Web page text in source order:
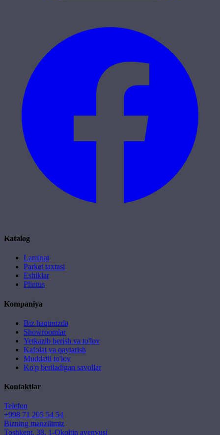
Katalog
Laminat
Parket taxtasi
Eshiklar
Plintus
Kompaniya
Biz haqimizda
Showroomlar
Yetkazib berish va to'lov
Kafolat va qaytarish
Muddatli to'lov
Ko'p beriladigan savollar
Kontaktlar
Telefon
+998 71 205 54 54
Bizning manzilimiz
Toshkent, 38, 1-Okoltin avenyusi